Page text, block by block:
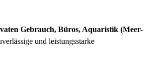
Gebrauch, Büros, Aquaristik (Meer-
und leistungsstarke